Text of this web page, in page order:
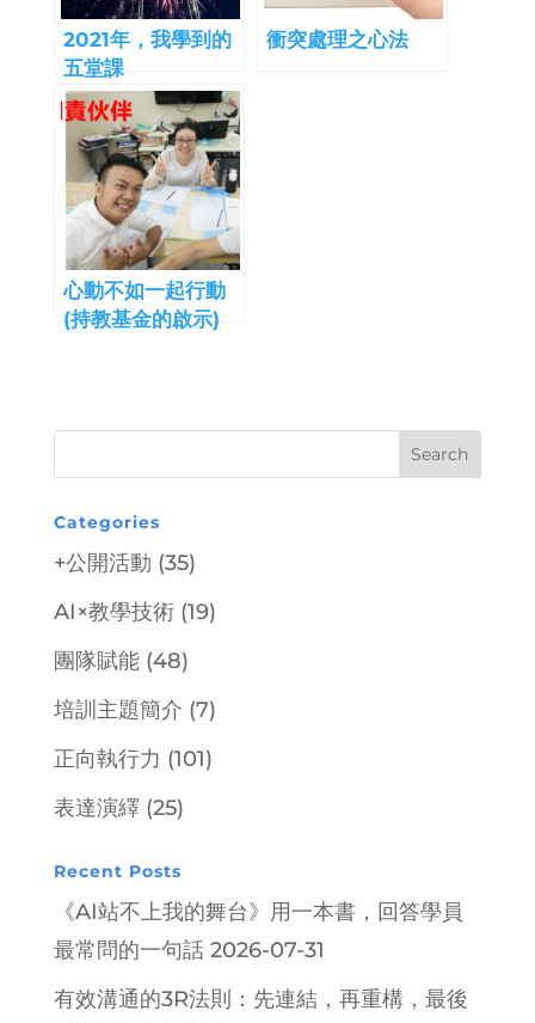
2021年，我學到的
五堂課
衝突處理之心法
心動不如一起行動
(持教基金的啟示)
Categories
+公開活動 (35)
AI×教學技術(19)
團隊賦能(48)
培訓主題簡介 (7)
正向執行力 (101)
表達演繹 (25)
Recent Posts
《AI站不上我的舞台》用一本書，回答學員
最常問的一句話 2026-07-31
有效溝通的3R法則：先連結，再重構，最後